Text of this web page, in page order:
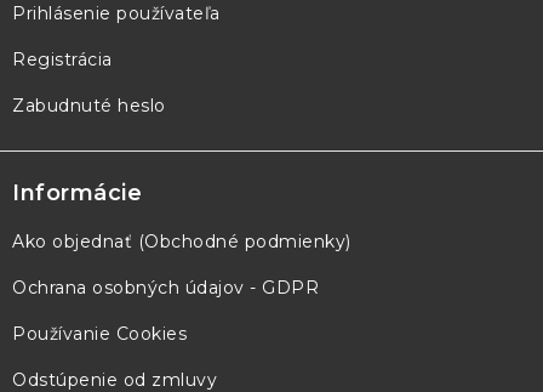
Prihlásenie používateľa
Registrácia
Zabudnuté heslo
Informácie
Ako objednať (Obchodné podmienky)
Ochrana osobných údajov - GDPR
Používanie Cookies
Odstúpenie od zmluvy